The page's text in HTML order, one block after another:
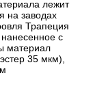
лежит
на заводах
Трапеция
с
материал
35 мкм),